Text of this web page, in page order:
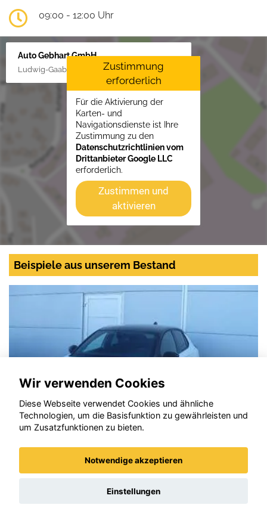
09:00 - 12:00 Uhr
Auto Gebhart GmbH
Ludwig-Gaab-Str. 4, 88427 Bad Schussenried
Zustimmung
erforderlich
Für die Aktivierung der
Karten- und
Navigationsdienste ist Ihre
Zustimmung zu den
Datenschutzrichtlinien vom
Drittanbieter Google LLC
erforderlich.
Zustimmen und
aktivieren
Beispiele aus unserem Bestand
Wir verwenden Cookies
Diese Webseite verwendet Cookies und ähnliche
Technologien, um die Basisfunktion zu gewährleisten und
um Zusatzfunktionen zu bieten.
Notwendige akzeptieren
Einstellungen